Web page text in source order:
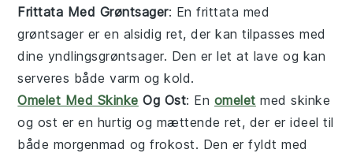
Frittata Med Grøntsager: En frittata med
grøntsager er en alsidig ret, der kan tilpasses med
dine yndlingsgrøntsager. Den er let at lave og kan
serveres både varm og kold.
Omelet Med Skinke Og Ost: En omelet med skinke
og ost er en hurtig og mættende ret, der er ideel til
både morgenmad og frokost. Den er fyldt med